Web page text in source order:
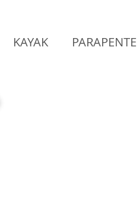
KAYAK PARAPENTE